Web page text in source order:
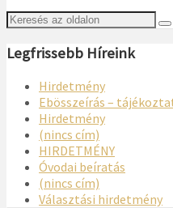
Legfrissebb Híreink
Hirdetmény
Ebösszeírás –
Hirdetmény
(nincs cím)
HIRDETMÉNY
Óvodai beíratás
(nincs cím)
Választási hirdetmény